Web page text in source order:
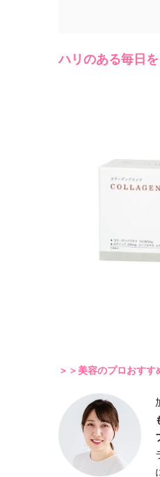
ハリのある毎日
＞＞美容のプロおすす